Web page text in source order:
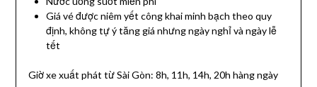
Giá vé được niêm yết công khai minh bạch theo quy
định, không tự ý tăng giá nhưng ngày nghỉ và ngày lễ
tết
Giờ xe xuất phát từ Sài Gòn: 8h, 11h, 14h, 20h hàng ngày